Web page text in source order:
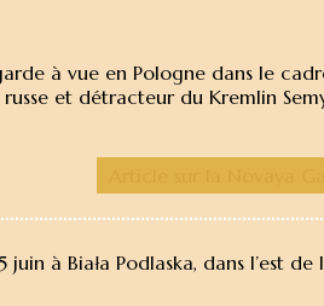
à vue en Pologne dans le
russe et détracteur du Kremlin
à Biała Podlaska, dans l’est de